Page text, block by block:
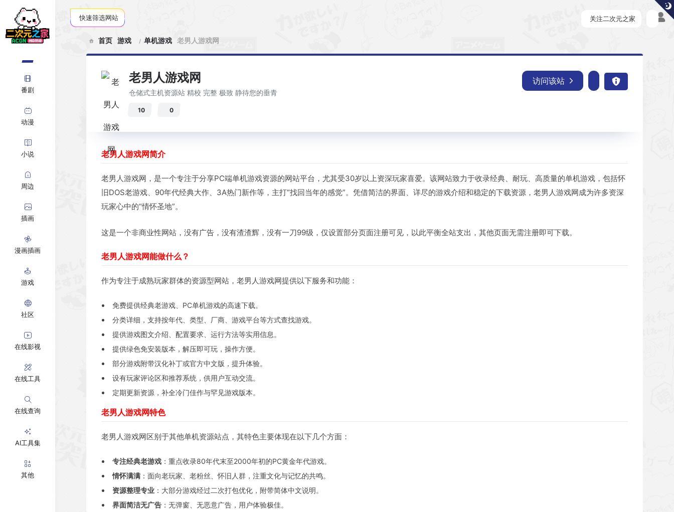
番剧
动漫
小说
周边
插画
漫画插画
游戏
社区
在线影视
在线工具
在线查询
AI工具集
其他
快速筛选网站 关注二次元之家
首页 游戏 单机游戏 老男人游戏网
老男人游戏网
仓储式主机资源站 精校 完整 极致 静待您的垂青
10 0
访问该站
老男人游戏网简介
老男人游戏网，是一个专注于分享PC端单机游戏资源的网站平台，尤其受30岁以上资深玩家喜爱。该网站致力于收录经典、耐玩、高质量的单机游戏，包括怀
旧DOS老游戏、90年代经典大作、3A热门新作等，主打“找回当年的感觉”。凭借简洁的界面、详尽的游戏介绍和稳定的下载资源，老男人游戏网成为许多资深
玩家心中的“情怀圣地”。
这是一个非商业性网站，没有广告，没有渣渣辉，没有一刀99级，仅设置部分页面注册可见，以此平衡全站支出，其他页面无需注册即可下载。
老男人游戏网能做什么？
作为专注于成熟玩家群体的资源型网站，老男人游戏网提供以下服务和功能：
免费提供经典老游戏、PC单机游戏的高速下载。
分类详细，支持按年代、类型、厂商、游戏平台等方式查找游戏。
提供游戏图文介绍、配置要求、运行方法等实用信息。
提供绿色免安装版本，解压即可玩，操作方便。
部分游戏附带汉化补丁或官方中文版，提升体验。
设有玩家评论区和推荐系统，供用户互动交流。
定期更新资源，补全冷门佳作与罕见游戏版本。
老男人游戏网特色
老男人游戏网区别于其他单机资源站点，其特色主要体现在以下几个方面：
专注经典老游戏 ：重点收录80年代末至2000年初的PC黄金年代游戏。
情怀满满 ：面向老玩家、老粉丝、怀旧人群，注重文化与记忆的共鸣。
资源整理专业 ：大部分游戏经过二次打包优化，附带简体中文说明。
界面简洁无广告 ：无弹窗、无恶意广告，用户体验极佳。